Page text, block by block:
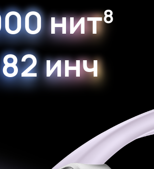
нит8
инч